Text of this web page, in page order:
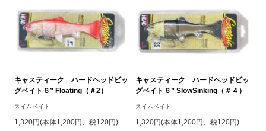
キャスティーク ハードヘッドビッ
グベイト６” Floating（＃2）
スイムベイト
1,320円(本体1,200円、税120円)
キャスティーク ハードヘッドビッ
グベイト６” SlowSinking（＃４）
スイムベイト
1,320円(本体1,200円、税120円)